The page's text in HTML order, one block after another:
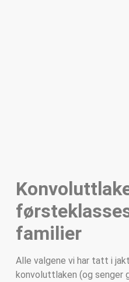
familier
Alle valgene vi har tatt i
konvoluttlaken (og senger